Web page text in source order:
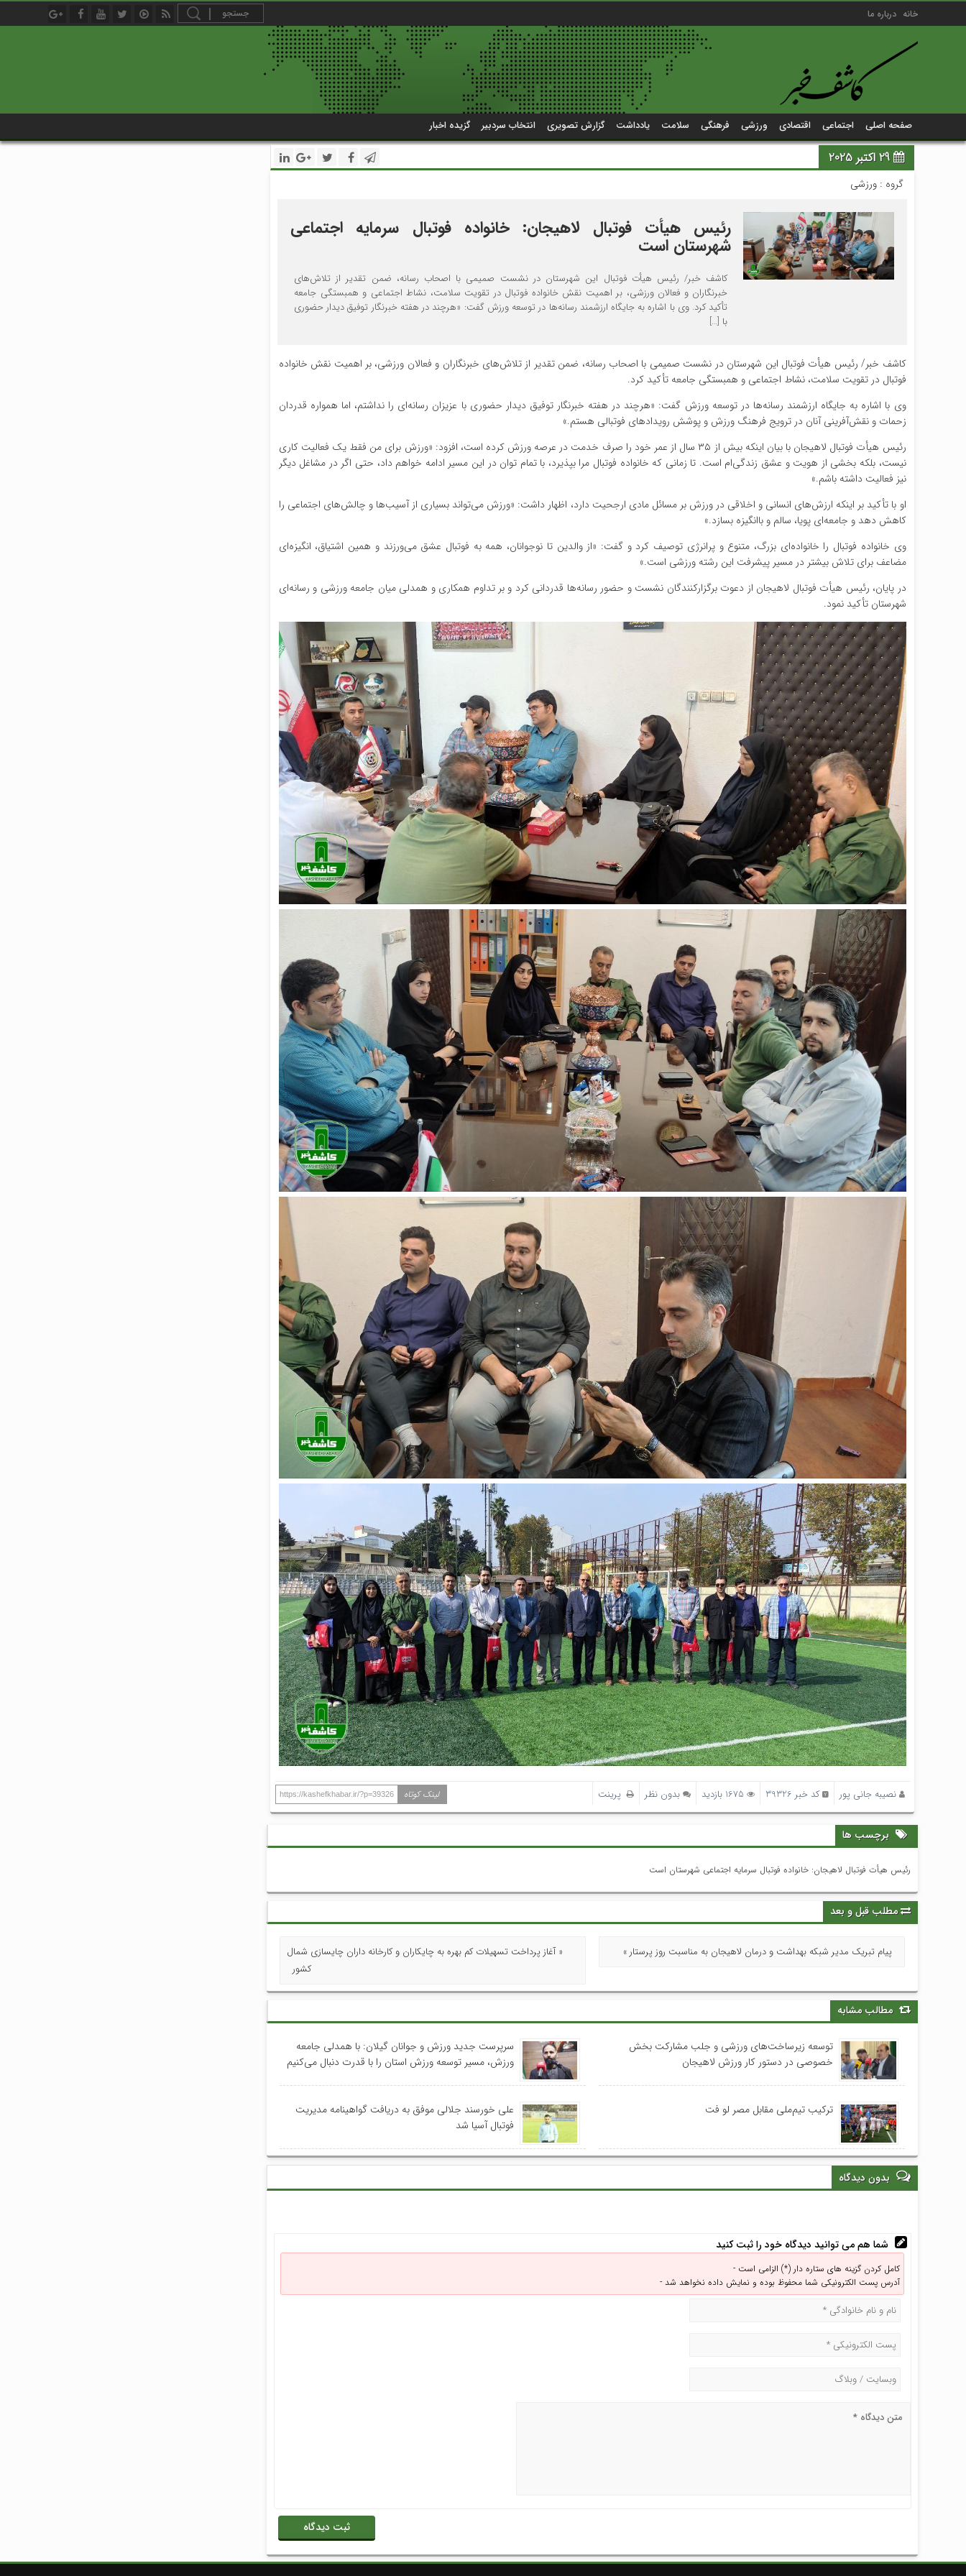
خانه درباره ما
صفحه اصلی اجتماعی اقتصادی ورزشی فرهنگی سلامت یادداشت گزارش تصویری انتخاب سردبیر گزیده اخبار
29 اکتبر 2025
گروه :ورزشی
رئیس هیأت فوتبال لاهیجان: خانواده فوتبال سرمایه اجتماعی
شهرستان است
کاشف خبر/ رئیس هیأت فوتبال این شهرستان در نشست صمیمی با اصحاب رسانه، ضمن تقدیر از تلاش‌های
خبرنگاران و فعالان ورزشی، بر اهمیت نقش خانواده فوتبال در تقویت سلامت، نشاط اجتماعی و همبستگی جامعه
تأکید کرد. وی با اشاره به جایگاه ارزشمند رسانه‌ها در توسعه ورزش گفت: «هرچند در هفته خبرنگار توفیق دیدار حضوری
با […]
کاشف خبر/ رئیس هیأت فوتبال این شهرستان در نشست صمیمی با اصحاب رسانه، ضمن تقدیر از تلاش‌های خبرنگاران و فعالان ورزشی، بر اهمیت نقش خانواده
فوتبال در تقویت سلامت، نشاط اجتماعی و همبستگی جامعه تأکید کرد.
وی با اشاره به جایگاه ارزشمند رسانه‌ها در توسعه ورزش گفت: «هرچند در هفته خبرنگار توفیق دیدار حضوری با عزیزان رسانه‌ای را نداشتم، اما همواره قدردان
زحمات و نقش‌آفرینی آنان در ترویج فرهنگ ورزش و پوشش رویدادهای فوتبالی هستم.»
رئیس هیأت فوتبال لاهیجان با بیان اینکه بیش از ۳۵ سال از عمر خود را صرف خدمت در عرصه ورزش کرده است، افزود: «ورزش برای من فقط یک فعالیت کاری
نیست، بلکه بخشی از هویت و عشق زندگی‌ام است. تا زمانی که خانواده فوتبال مرا بپذیرد، با تمام توان در این مسیر ادامه خواهم داد، حتی اگر در مشاغل دیگر
نیز فعالیت داشته باشم.»
او با تأکید بر اینکه ارزش‌های انسانی و اخلاقی در ورزش بر مسائل مادی ارجحیت دارد، اظهار داشت: «ورزش می‌تواند بسیاری از آسیب‌ها و چالش‌های اجتماعی را
کاهش دهد و جامعه‌ای پویا، سالم و باانگیزه بسازد.»
وی خانواده فوتبال را خانواده‌ای بزرگ، متنوع و پرانرژی توصیف کرد و گفت: «از والدین تا نوجوانان، همه به فوتبال عشق می‌ورزند و همین اشتیاق، انگیزه‌ای
مضاعف برای تلاش بیشتر در مسیر پیشرفت این رشته ورزشی است.»
در پایان، رئیس هیأت فوتبال لاهیجان از دعوت برگزارکنندگان نشست و حضور رسانه‌ها قدردانی کرد و بر تداوم همکاری و همدلی میان جامعه ورزشی و رسانه‌ای
شهرستان تأکید نمود.
نصیبه جانی پور کد خبر 39326 بدون نظر پرینت لینک کوتاه https://kashefkhabar.ir/?p=39326
برچسب ها
رئیس هیأت فوتبال لاهیجان: خانواده فوتبال سرمایه اجتماعی شهرستان است
مطلب قبل و بعد
پیام تبریک مدیر شبکه بهداشت و درمان لاهیجان به مناسبت روز پرستار »
« آغاز پرداخت تسهیلات کم بهره به چایکاران و کارخانه داران چایسازی شمال
کشور
مطالب مشابه
توسعه زیرساخت‌های ورزشی و جلب مشارکت بخش
خصوصی در دستور کار ورزش لاهیجان
سرپرست جدید ورزش و جوانان گیلان: با همدلی جامعه
ورزش، مسیر توسعه ورزش استان را با قدرت دنبال می‌کنیم
ترکیب تیم‌ملی مقابل مصر لو فت
علی خورسند جلالی موفق به دریافت گواهینامه مدیریت
فوتبال آسیا شد
بدون دیدگاه
شما هم می توانید دیدگاه خود را ثبت کنید
کامل کردن گزینه های ستاره دار (*) الزامی است -
آدرس پست الکترونیکی شما محفوظ بوده و نمایش داده نخواهد شد -